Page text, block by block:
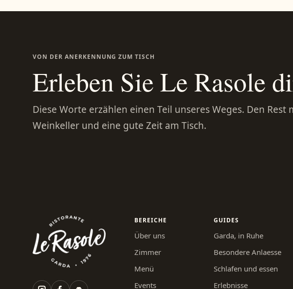
VON DER ANERKENNUNG ZUM TISCH
Erleben Sie Le Rasole
Diese Worte erzählen einen Teil unseres Weges. Den Rest
Weinkeller und eine gute Zeit am Tisch.
BEREICHE
Über uns
Zimmer
Menü
Events
GUIDES
Garda, in Ruhe
Besondere Anlaesse
Schlafen und essen
Erlebnisse